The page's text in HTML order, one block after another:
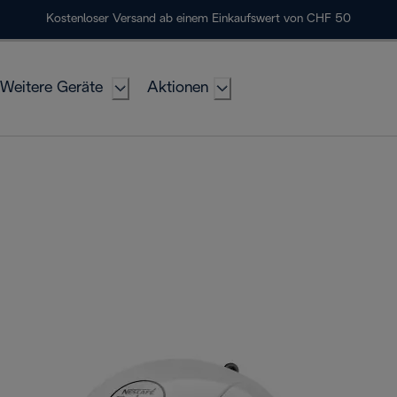
Kostenloser Versand ab einem Einkaufswert von CHF 50
Weitere Geräte Aktionen